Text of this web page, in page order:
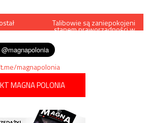
Talibowie są zaniepokojeni
stanem praworządności w
magnapolonia
MAGNA POLONIA